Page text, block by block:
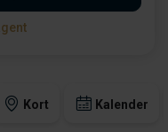
Kort Kalender